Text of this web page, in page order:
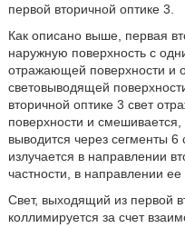
первой вторичной оптике 3.
Как описано выше, первая
наружную поверхность с
отражающей поверхности и
световыводящей
вторичной оптике 3 свет
поверхности и
выводится через сегменты
излучается в направлении
частности, в направлении
Свет, выходящий из первой
коллимируется за счет